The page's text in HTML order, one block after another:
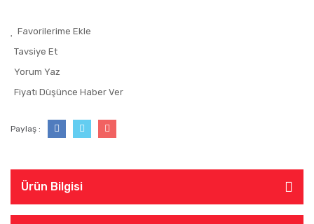
Tavsiye Et
Yorum Yaz
Fiyatı Düşünce Haber Ver
Paylaş :
Ürün Bilgisi